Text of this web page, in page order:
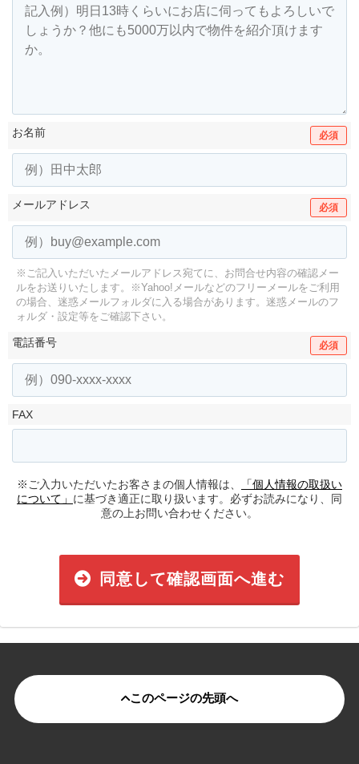
お名前 必須
メールアドレス 必須
※ご記入いただいたメールアドレス宛てに、お問合せ内容の確認メー
ルをお送りいたします。
※Yahoo!メールなどのフリーメールをご利用
の場合、迷惑メールフォルダに入る場合があります。 迷惑メールのフ
ォルダ・設定等をご確認下さい。
電話番号 必須
FAX
※ご入力いただいたお客さまの個人情報は、
「個人情報の取扱い
について」 に基づき適正に取り扱います。必ずお読みになり、同
意の上お問い合わせください。
同意して確認画面へ進む
このページの先頭へ